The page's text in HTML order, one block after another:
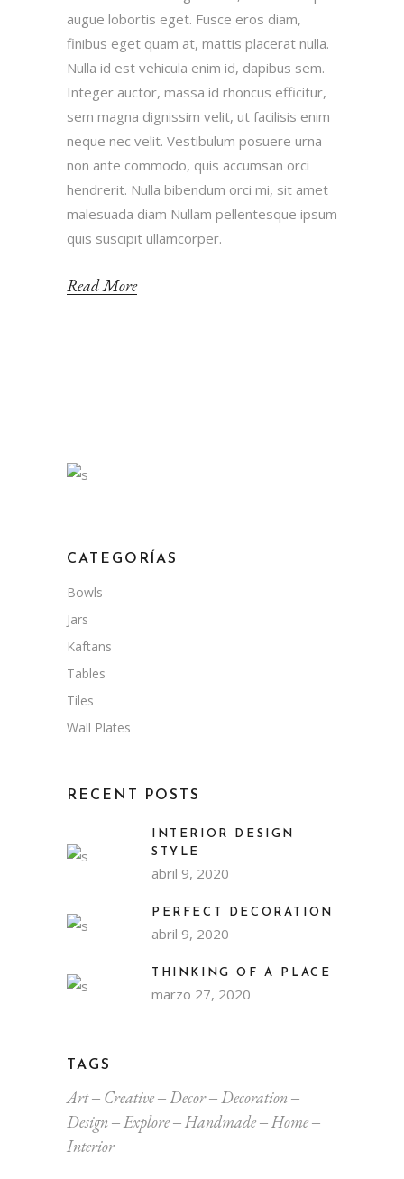
augue lobortis eget. Fusce eros diam,
finibus eget quam at, mattis placerat nulla.
Nulla id est vehicula enim id, dapibus sem.
Integer auctor, massa id rhoncus efficitur,
sem magna dignissim velit, ut facilisis enim
neque nec velit. Vestibulum posuere urna
non ante commodo, quis accumsan orci
hendrerit. Nulla bibendum orci mi, sit amet
malesuada diam Nullam pellentesque ipsum
quis suscipit ullamcorper.
Read More
CATEGORÍAS
Bowls
Jars
Kaftans
Tables
Tiles
Wall Plates
RECENT POSTS
INTERIOR DESIGN
STYLE
abril 9, 2020
PERFECT DECORATION
abril 9, 2020
THINKING OF A PLACE
marzo 27, 2020
TAGS
Art Creative Decor
Decoration
Design
Explore Handmade
Home
Interior